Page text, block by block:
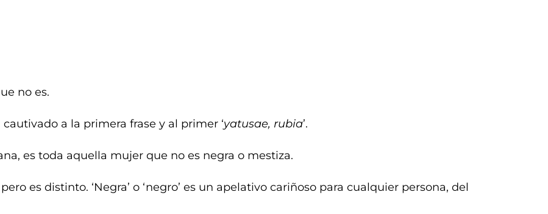
no es.
a la primera frase y al primer ‘yatusae, rubia’.
es toda aquella mujer que no es negra o mestiza.
es distinto. ‘Negra’ o ‘negro’ es un apelativo cariñoso para cualquier persona, del